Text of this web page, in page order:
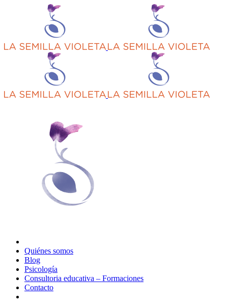
Quiénes somos
Blog
Psicología
Consultoria educativa – Formaciones
Contacto